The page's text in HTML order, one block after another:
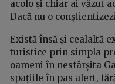
acolo și chiar ai văzut
Dacă nu o
Există însă și cealaltă
turistice prin simpla
oameni în nesfârșita
spațiile în pas alert,